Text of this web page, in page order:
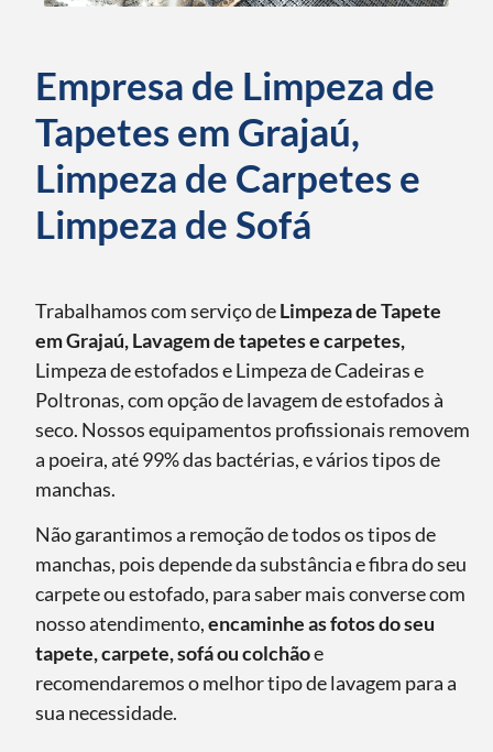
Empresa de Limpeza de
Tapetes em Grajaú,
Limpeza de Carpetes e
Limpeza de Sofá
Trabalhamos com serviço deLimpeza de Tapete
em Grajaú, Lavagem de tapetes e carpetes,
Limpeza de estofados e Limpeza de Cadeiras e
Poltronas, com opção de lavagem de estofados à
seco. Nossos equipamentos profissionais removem
a poeira, até 99% das bactérias, e vários tipos de
manchas.
Não garantimos a remoção de todos os tipos de
manchas, pois depende da substância e fibra do seu
carpete ou estofado, para saber mais converse com
nosso atendimento,encaminhe as fotos do seu
tapete, carpete, sofá ou colchãoe
recomendaremos o melhor tipo de lavagem para a
sua necessidade.